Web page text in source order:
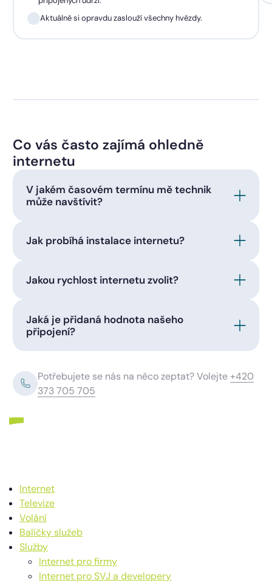
Aktuálně si opravdu zaslouží všechny hvězdy.
Co vás často zajímá ohledně
internetu
V jakém časovém termínu mě technik
může navštívit?
Jak probíhá instalace internetu?
Jakou rychlost internetu zvolit?
Jaká je přidaná hodnota našeho
připojení?
Potřebujete se nás na něco zeptat? Volejte+420
373 705 705
Internet
Televize
Volání
Balíčky služeb
Služby
Internet pro firmy
Internet pro SVJ a developery